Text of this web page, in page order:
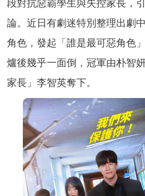
段對抗惡霸學生與失控家長，
論。近日有劇迷特別整理出劇
角色，發起「誰是最可惡角色
爐後幾乎一面倒，冠軍由朴智
家長」李智英奪下。